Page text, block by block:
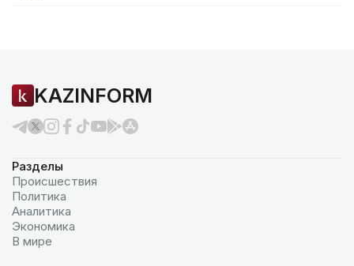
KAZINFORM
Разделы
Происшествия
Политика
Аналитика
Экономика
В мире